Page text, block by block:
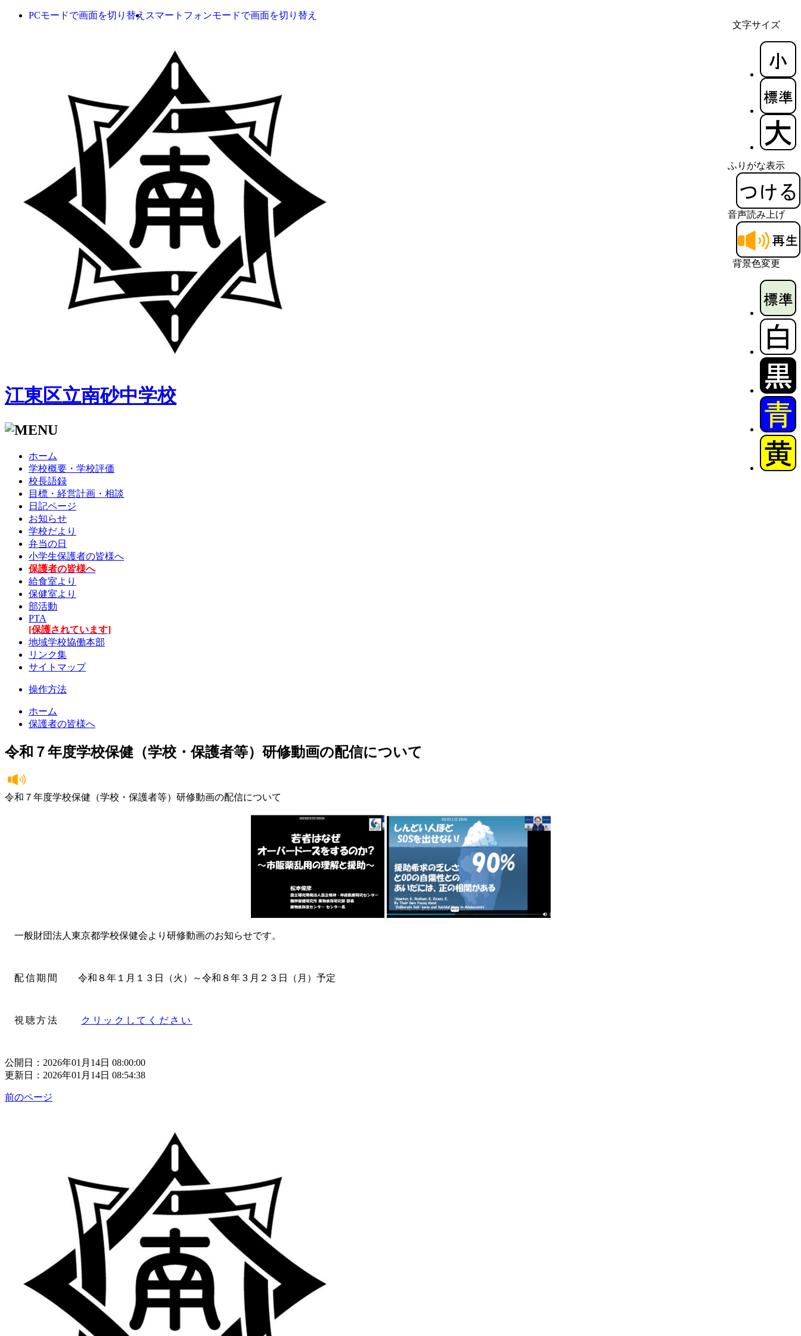
文字サイズ
ふりがな表示
音声読み上げ
背景色変更
PCモードで画面を切り替え スマートフォンモードで画面を切り替え
江東区立南砂中学校
ホーム
学校概要・学校評価
校長語録
目標・経営計画・相談
日記ページ
お知らせ
学校だより
弁当の日
小学生保護者の皆様へ
保護者の皆様へ
給食室より
保健室より
部活動
PTA
[保護されています]
地域学校協働本部
リンク集
サイトマップ
操作方法
ホーム
保護者の皆様へ
令和７年度学校保健（学校・保護者等）研修動画の配信について
令和７年度学校保健（学校・保護者等）研修動画の配信について
一般財団法人東京都学校保健会より研修動画のお知らせです。
配信期間 令和８年１月１３日（火）～令和８年３月２３日（月）予定
視聴方法 クリックしてください
公開日：2026年01月14日 08:00:00
更新日：2026年01月14日 08:54:38
前のページ